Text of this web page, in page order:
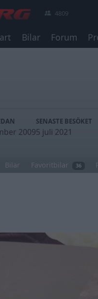
4809
Bilar Forum
2009
SENASTE BESÖKET
5 juli 2021
Bilar Favoritbilar 36